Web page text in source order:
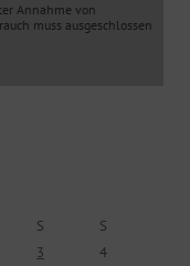
Annahme von
muss ausgeschlossen
S
S
3
4